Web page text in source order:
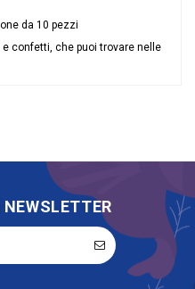
da 10 pezzi
confetti, che puoi trovare nelle